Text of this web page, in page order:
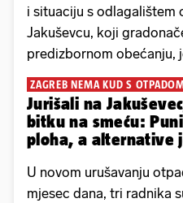
i situaciju s odlagalištem
Jakuševcu, koji
predizbornom obećanju,
ZAGREB NEMA KUD S
Jurišali na
bitku na smeću:
ploha, a alternative
U novom urušavanju
mjesec dana, tri radnika